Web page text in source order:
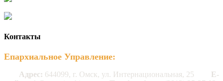
Контакты
Епархиальное Управление:
Адрес: 644099, г. Омск, ул. Интернациональная, 25
E-